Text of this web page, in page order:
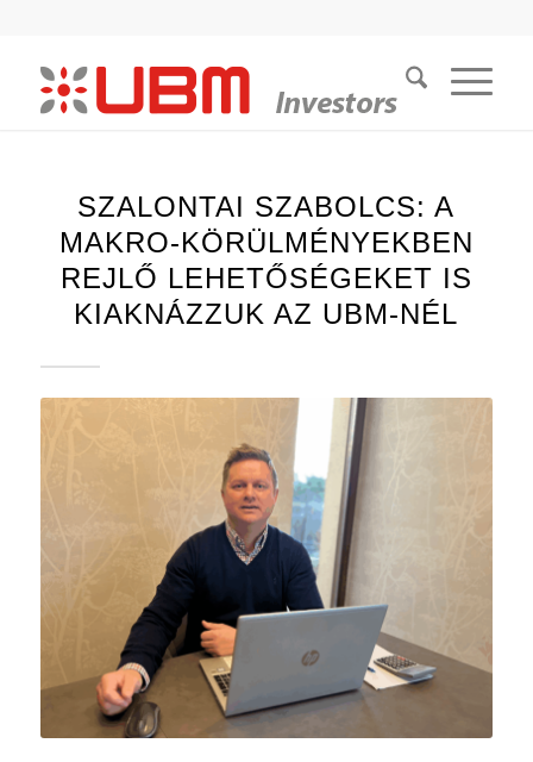
SZALONTAI SZABOLCS: A
MAKRO-KÖRÜLMÉNYEKBEN
REJLŐ LEHETŐSÉGEKET IS
KIAKNÁZZUK AZ UBM-NÉL